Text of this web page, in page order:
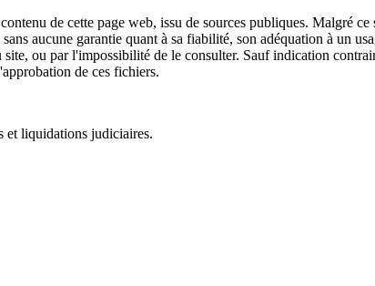
de cette page web, issu de sources publiques. Malgré
aucune garantie quant à sa fiabilité, son adéquation à un
ou par l'impossibilité de le consulter. Sauf indication
de ces fichiers.
et liquidations judiciaires.